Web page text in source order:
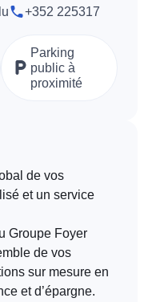
+352 225317
Parking
public à
proximité
de vos
et un service
Groupe Foyer
de vos
sur mesure en
et d’épargne.